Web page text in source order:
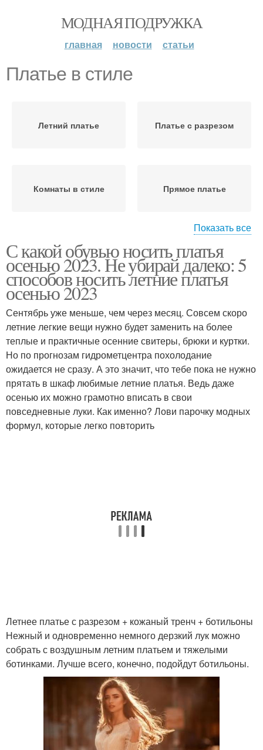
МОДНАЯ ПОДРУЖКА
главная новости статьи
Платье в стиле
Летний платье Платье с разрезом
Комнаты в стиле Прямое платье
Платье в клетку Спицы в стиле
Современное платье
Показать все
С какой обувью носить платья
осенью 2023. Не убирай далеко: 5
способов носить летние платья
осенью 2023
Сентябрь уже меньше, чем через месяц. Совсем скоро
летние легкие вещи нужно будет заменить на более
теплые и практичные осенние свитеры, брюки и куртки.
Но по прогнозам гидрометцентра похолодание
ожидается не сразу. А это значит, что тебе пока не нужно
прятать в шкаф любимые летние платья. Ведь даже
осенью их можно грамотно вписать в свои
повседневные луки. Как именно? Лови парочку модных
формул, которые легко повторить
Летнее платье с разрезом + кожаный тренч + ботильоны
Нежный и одновременно немного дерзкий лук можно
собрать с воздушным летним платьем и тяжелыми
ботинками. Лучше всего, конечно, подойдут ботильоны.